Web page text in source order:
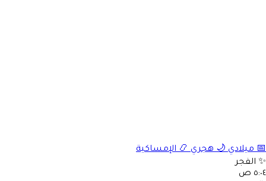
📅 ميلادي 🌙 هجري 📿 الإمساكية
✨ الفجر
٥:٠٤ ص